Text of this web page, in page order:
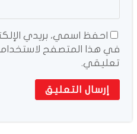
احفظ اسمي، بريدي
في هذا المتصفح
تعليقي.